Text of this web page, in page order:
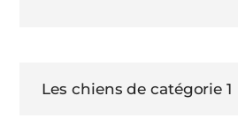
Les chiens de catégorie 1